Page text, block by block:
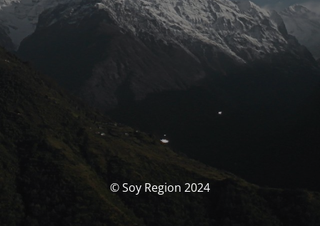
© Soy Region 2024